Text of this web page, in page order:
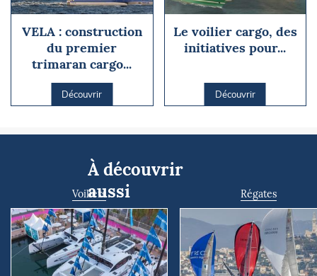
VELA : construction
du premier
trimaran cargo...
Découvrir
Le voilier cargo, des
initiatives pour...
Découvrir
À découvrir
aussi
Voiliers Régates